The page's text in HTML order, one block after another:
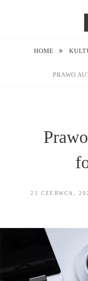
JUSTYNA
HOME
PRAWO
POSTED
21 CZERWCA,